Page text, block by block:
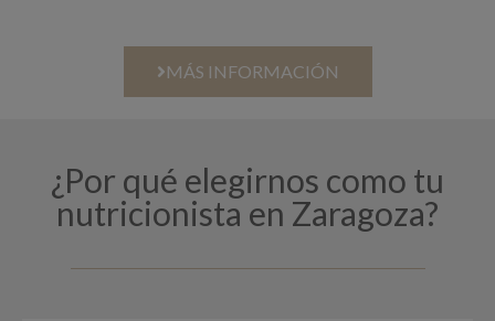
MÁS INFORMACIÓN
¿Por qué elegirnos como tu
nutricionista en Zaragoza?